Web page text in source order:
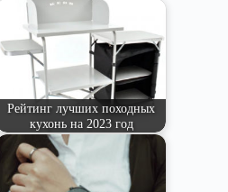
pp
m
Рейтинг лучших походных
кухонь на 2023 год